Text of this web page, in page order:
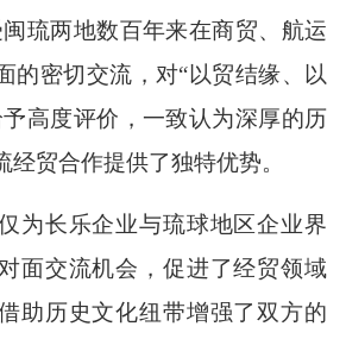
琉两地数百年来在商贸、航运
的密切交流，对“以贸结缘、以
高度评价，一致认为深厚的历
经贸合作提供了独特优势。
为长乐企业与琉球地区企业界
面交流机会，促进了经贸领域
助历史文化纽带增强了双方的